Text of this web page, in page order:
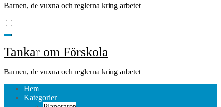
Barnen, de vuxna och reglerna kring arbetet
Tankar om Förskola
Barnen, de vuxna och reglerna kring arbetet
Hem
Kategorier